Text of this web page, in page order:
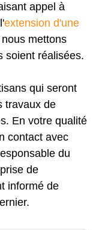
appel à
extension d'une
mettons
soient réalisées.
qui seront
travaux de
En votre qualité
contact avec
du
de
informé de